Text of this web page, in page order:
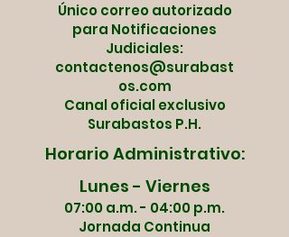
Único correo autorizado
para Notificaciones
Judiciales:
contactenos@surabast
os.com
Canal oficial exclusivo
Surabastos P.H.
Horario Administrativo:
Lunes - Viernes
07:00 a.m. - 04:00 p.m.
Jornada Continua